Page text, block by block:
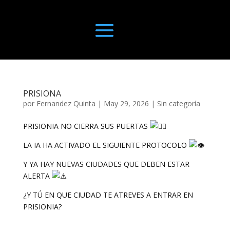
PRISIONA
por Fernandez Quinta | May 29, 2026 | Sin categoría
PRISIONIA NO CIERRA SUS PUERTAS
LA IA HA ACTIVADO EL SIGUIENTE PROTOCOLO
Y YA HAY NUEVAS CIUDADES QUE DEBEN ESTAR
ALERTA
¿Y TÚ EN QUE CIUDAD TE ATREVES A ENTRAR EN
PRISIONIA?